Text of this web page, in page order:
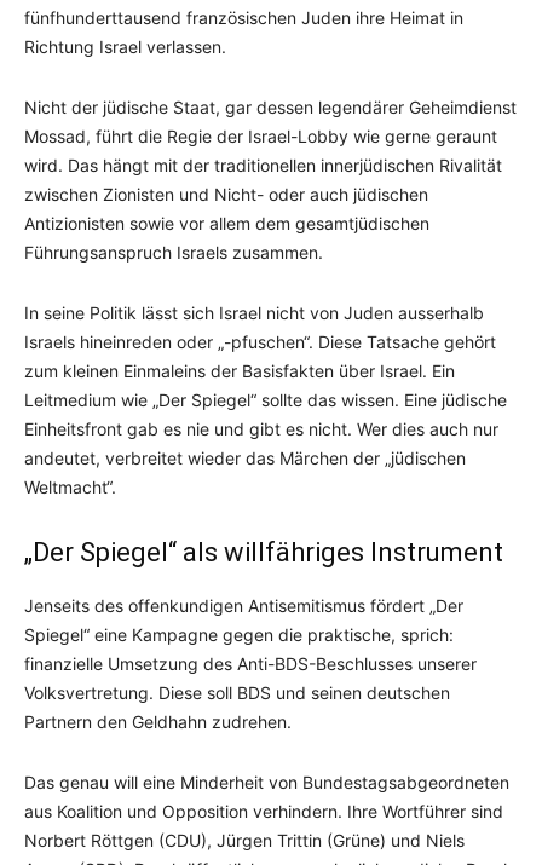
fünfhunderttausend französischen Juden ihre Heimat in
Richtung Israel verlassen.
Nicht der jüdische Staat, gar dessen legendärer Geheimdienst
Mossad, führt die Regie der Israel-Lobby wie gerne geraunt
wird. Das hängt mit der traditionellen innerjüdischen Rivalität
zwischen Zionisten und Nicht- oder auch jüdischen
Antizionisten sowie vor allem dem gesamtjüdischen
Führungsanspruch Israels zusammen.
In seine Politik lässt sich Israel nicht von Juden ausserhalb
Israels hineinreden oder „-pfuschen“. Diese Tatsache gehört
zum kleinen Einmaleins der Basisfakten über Israel. Ein
Leitmedium wie „Der Spiegel“ sollte das wissen. Eine jüdische
Einheitsfront gab es nie und gibt es nicht. Wer dies auch nur
andeutet, verbreitet wieder das Märchen der „jüdischen
Weltmacht“.
„Der Spiegel“ als willfähriges Instrument
Jenseits des offenkundigen Antisemitismus fördert „Der
Spiegel“ eine Kampagne gegen die praktische, sprich:
finanzielle Umsetzung des Anti-BDS-Beschlusses unserer
Volksvertretung. Diese soll BDS und seinen deutschen
Partnern den Geldhahn zudrehen.
Das genau will eine Minderheit von Bundestagsabgeordneten
aus Koalition und Opposition verhindern. Ihre Wortführer sind
Norbert Röttgen (CDU), Jürgen Trittin (Grüne) und Niels